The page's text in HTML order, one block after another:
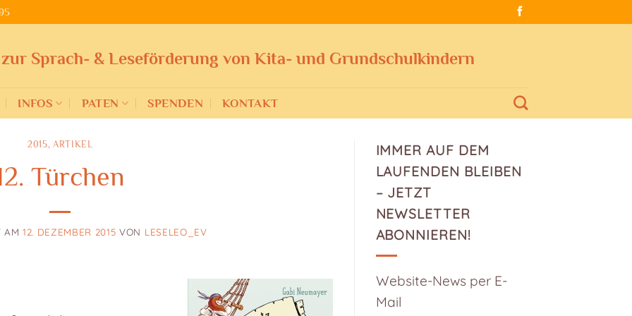
Sprach- & Leseförderung von Kita- und Grundschulkindern
INFOS PATEN SPENDEN KONTAKT
2015, ARTIKEL
Türchen
AM12. DEZEMBER 2015 VON LESELEO_EV
IMMER AUF DEM
LAUFENDEN BLEIBEN
– JETZT
NEWSLETTER
ABONNIEREN!
Website-News per E-
Mail